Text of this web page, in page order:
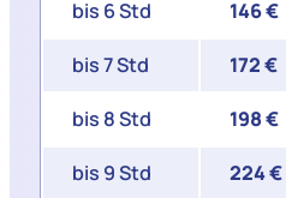
bis 6 Std 146 €
bis 7 Std 172 €
bis 8 Std 198 €
bis 9 Std 224 €